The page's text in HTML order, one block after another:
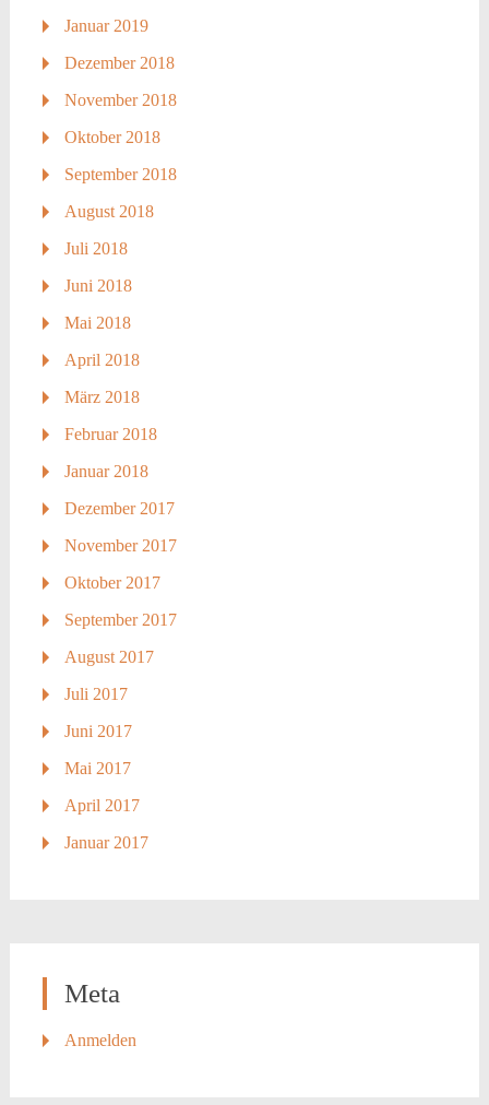
Januar 2019
Dezember 2018
November 2018
Oktober 2018
September 2018
August 2018
Juli 2018
Juni 2018
Mai 2018
April 2018
März 2018
Februar 2018
Januar 2018
Dezember 2017
November 2017
Oktober 2017
September 2017
August 2017
Juli 2017
Juni 2017
Mai 2017
April 2017
Januar 2017
Meta
Anmelden